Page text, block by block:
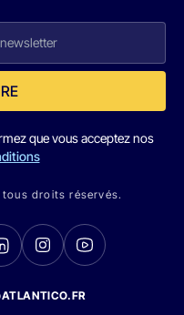
que vous acceptez nos
droits réservés.